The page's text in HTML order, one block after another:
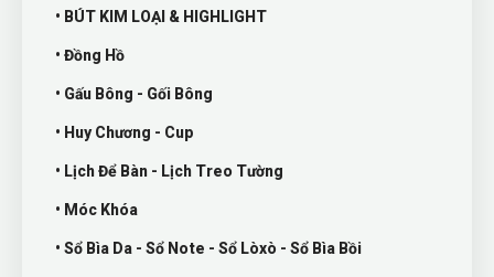
• BÚT KIM LOẠI & HIGHLIGHT
• Đồng Hồ
• Gấu Bông - Gối Bông
• Huy Chương - Cup
• Lịch Để Bàn - Lịch Treo Tường
• Móc Khóa
• Sổ Bìa Da - Sổ Note - Sổ Lòxò - Sổ Bìa Bồi